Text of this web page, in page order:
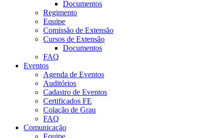
Documentos
Regimento
Equipe
Comissão de Extensão
Cursos de Extensão
Documentos
FAQ
Eventos
Agenda de Eventos
Auditórios
Cadastro de Eventos
Certificados FE
Colação de Grau
FAQ
Comunicação
Equipe